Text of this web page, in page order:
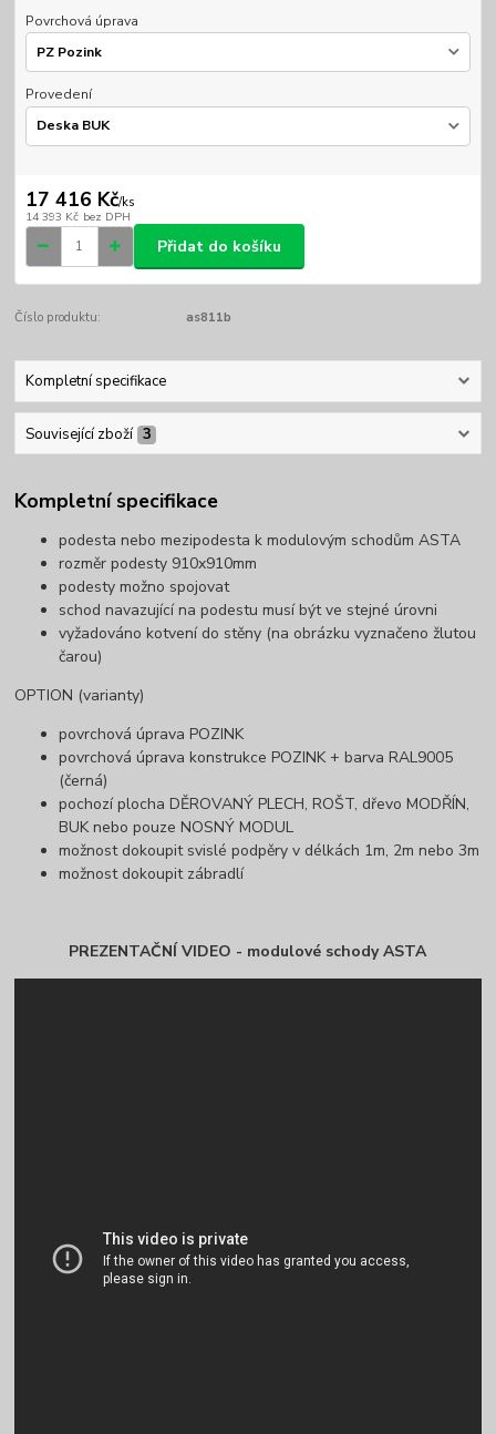
Povrchová úprava
Provedení
17 416 Kč/ks
14 393 Kč bez DPH
Přidat do košíku
Číslo produktu: as811b
Kompletní specifikace
Související zboží 3
Kompletní specifikace
podesta nebo mezipodesta k modulovým schodům ASTA
rozměr podesty 910x910mm
podesty možno spojovat
schod navazující na podestu musí být ve stejné úrovni
vyžadováno kotvení do stěny (na obrázku vyznačeno žlutou
čarou)
OPTION (varianty)
povrchová úprava POZINK
povrchová úprava konstrukce POZINK + barva RAL9005
(černá)
pochozí plocha DĚROVANÝ PLECH, ROŠT, dřevo MODŘÍN,
BUK nebo pouze NOSNÝ MODUL
možnost dokoupit svislé podpěry v délkách 1m, 2m nebo 3m
možnost dokoupit zábradlí
PREZENTAČNÍ VIDEO - modulové schody ASTA